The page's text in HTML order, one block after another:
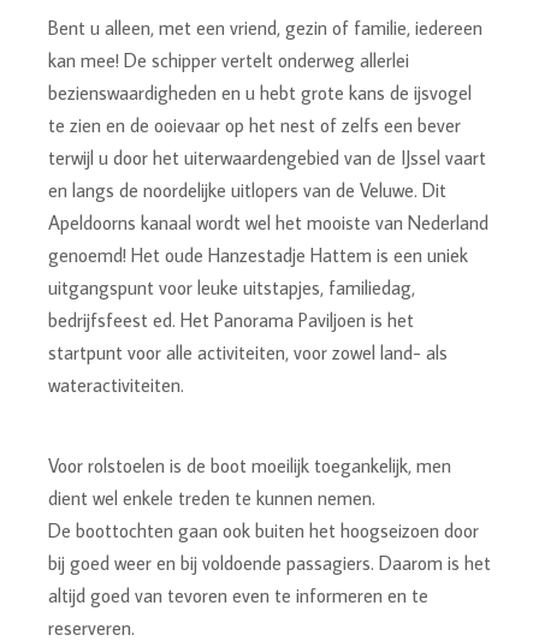
Bent u alleen, met een vriend, gezin of familie, iedereen
kan mee! De schipper vertelt onderweg allerlei
bezienswaardigheden en u hebt grote kans de ijsvogel
te zien en de ooievaar op het nest of zelfs een bever
terwijl u door het uiterwaardengebied van de IJssel vaart
en langs de noordelijke uitlopers van de Veluwe. Dit
Apeldoorns kanaal wordt wel het mooiste van Nederland
genoemd! Het oude Hanzestadje Hattem is een uniek
uitgangspunt voor leuke uitstapjes, familiedag,
bedrijfsfeest ed. Het Panorama Paviljoen is het
startpunt voor alle activiteiten, voor zowel land- als
wateractiviteiten.
Voor rolstoelen is de boot moeilijk toegankelijk, men
dient wel enkele treden te kunnen nemen.
De boottochten gaan ook buiten het hoogseizoen door
bij goed weer en bij voldoende passagiers. Daarom is het
altijd goed van tevoren even te informeren en te
reserveren.